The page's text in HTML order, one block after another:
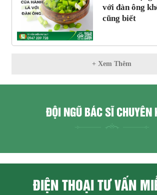
với đàn ông
cũng biết
+ Xem Thêm
ĐỘI NGŨ BÁC SĨ CHUYÊN
ĐIỆN THOẠI TƯ VẤN